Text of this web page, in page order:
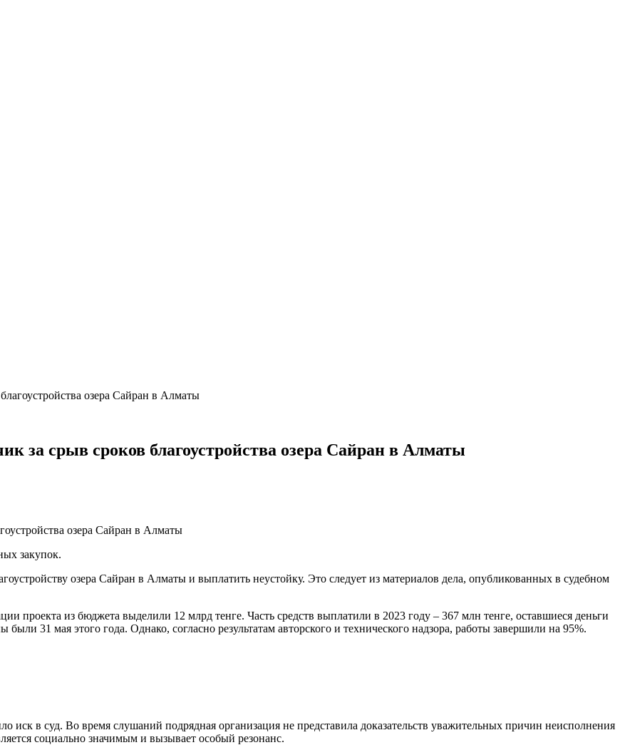
озера Сайран в Алматы
за срыв сроков благоустройства озера Сайран в Алматы
закупок.
озера Сайран в Алматы и выплатить неустойку. Это следует из материалов дела, опубликованных в судебном
проекта из бюджета выделили 12 млрд тенге. Часть средств выплатили в 2023 году – 367 млн тенге, оставшиеся деньги
31 мая этого года. Однако, согласно результатам авторского и технического надзора, работы завершили на 95%.
иск в суд. Во время слушаний подрядная организация не представила доказательств уважительных причин неисполнения
социально значимым и вызывает особый резонанс.